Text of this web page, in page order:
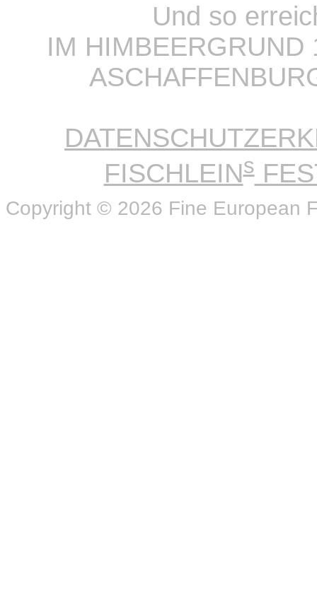
Und so
IM
FISCHLEINs
Copyright © 2026 Fine European